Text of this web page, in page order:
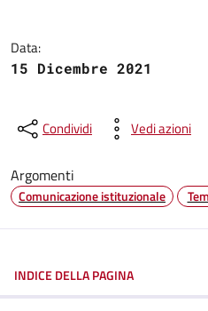
Data:
15 Dicembre 2021
Condividi Vedi azioni
Argomenti
Comunicazione istituzionale
INDICE DELLA PAGINA